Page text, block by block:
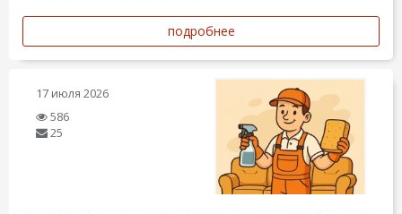
подробнее
17 июля 2026
586
25